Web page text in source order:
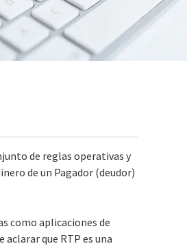
de reglas operativas y
de un Pagador (deudor)
como aplicaciones de
que RTP es una